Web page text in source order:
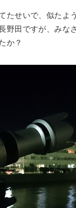
たせいで、似たよ
野田ですが、みな
か？